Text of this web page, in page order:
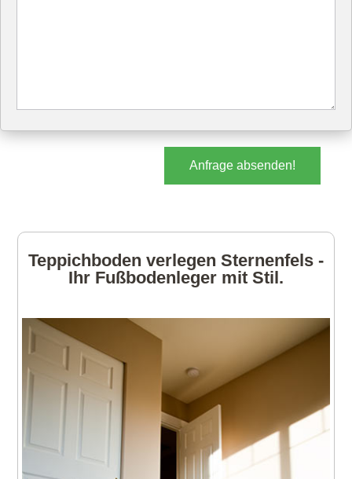
Anfrage absenden!
Teppichboden verlegen Sternenfels -
Ihr Fußbodenleger mit Stil.